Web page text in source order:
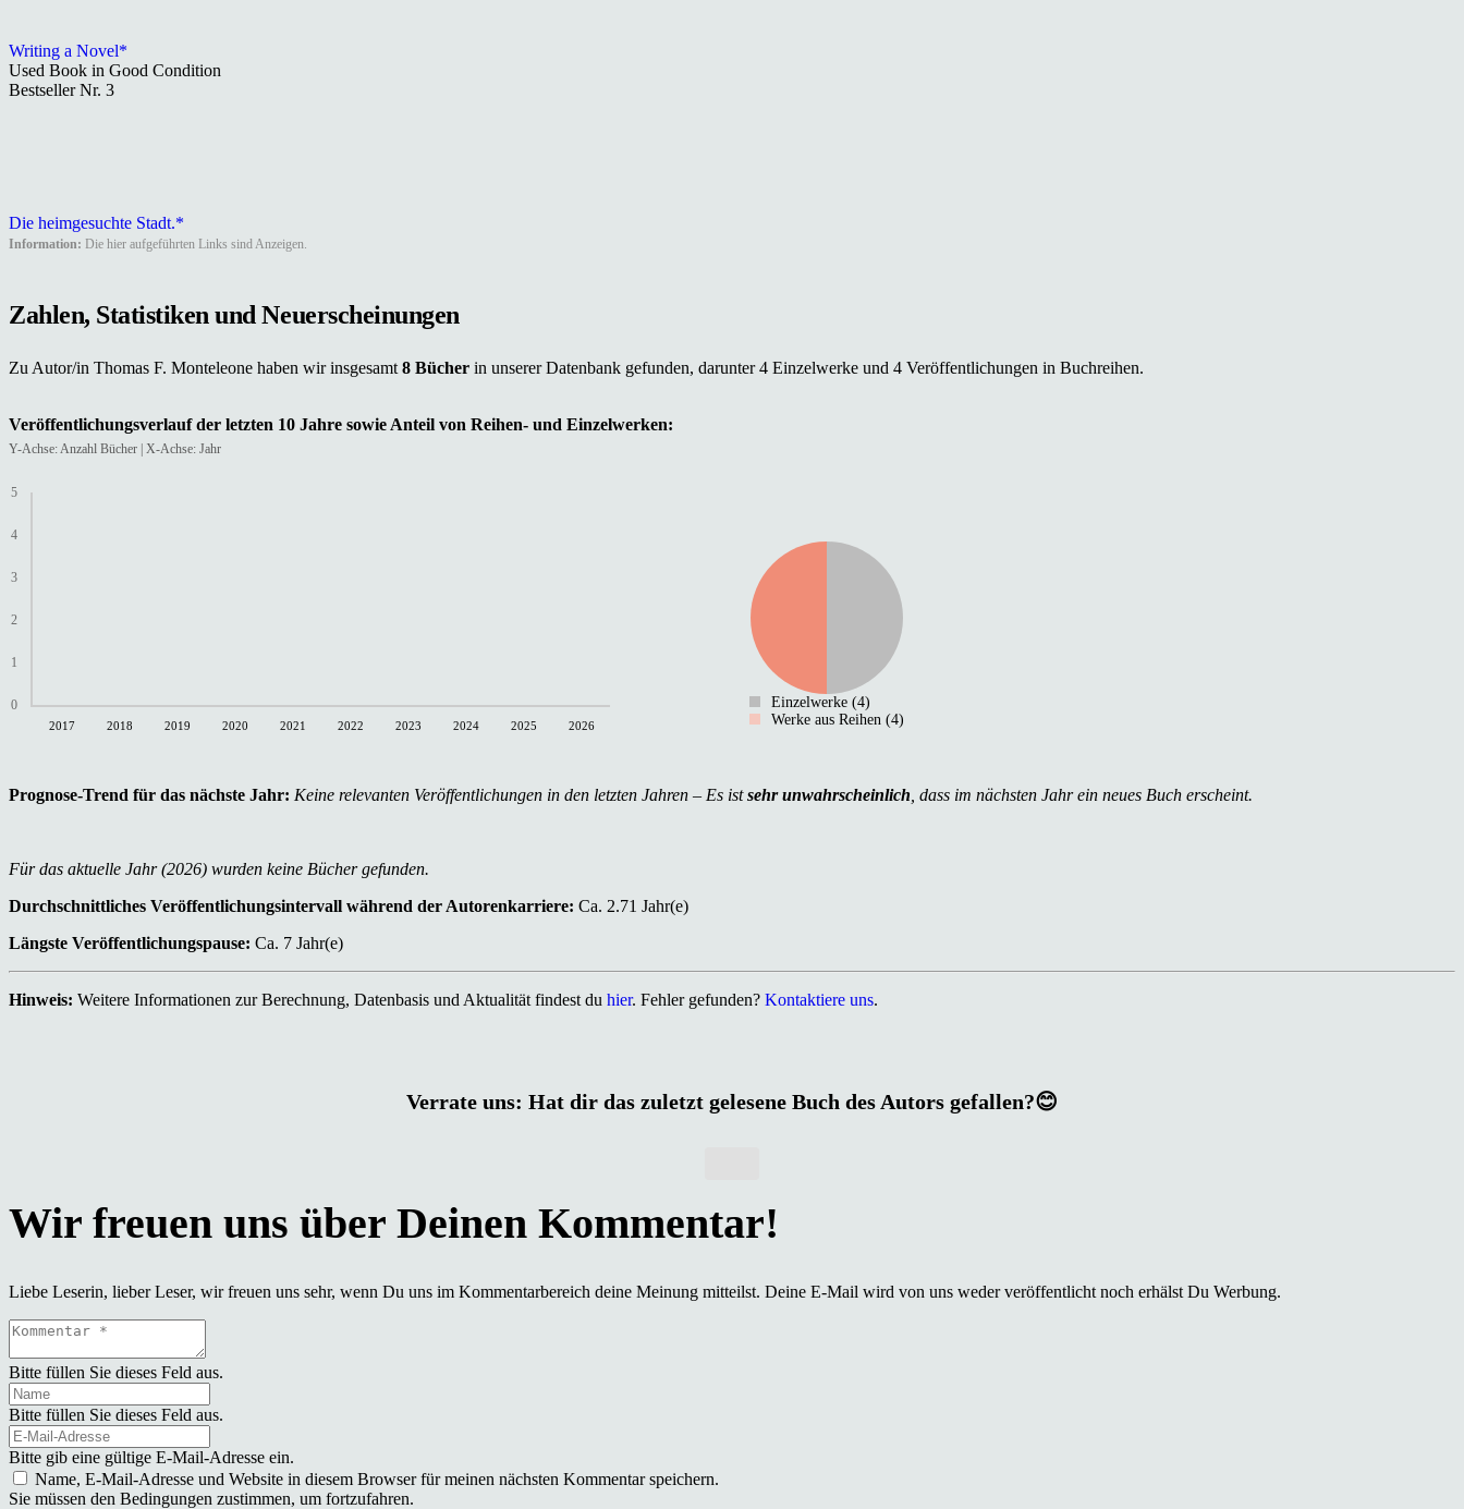
Writing a Novel*
Used Book in Good Condition
Bestseller Nr. 3
Die heimgesuchte Stadt.*
Information: Die hier aufgeführten Links sind Anzeigen.
Zahlen, Statistiken und Neuerscheinungen
Zu Autor/in Thomas F. Monteleone haben wir insgesamt 8 Bücher in unserer Datenbank gefunden, darunter 4 Einzelwerke und 4 Veröffentlichungen in Buchreihen.
Veröffentlichungsverlauf der letzten 10 Jahre sowie Anteil von Reihen- und Einzelwerken:
Y-Achse: Anzahl Bücher | X-Achse: Jahr
0
1
2
3
4
5
2017 2018 2019 2020 2021 2022 2023 2024 2025 2026
Einzelwerke (4)
Werke aus Reihen (4)
Prognose-Trend für das nächste Jahr: Keine relevanten Veröffentlichungen in den letzten Jahren – Es istsehr unwahrscheinlich , dass im nächsten Jahr ein neues Buch erscheint.
Für das aktuelle Jahr (2026) wurden keine Bücher gefunden.
Durchschnittliches Veröffentlichungsintervall während der Autorenkarriere: Ca. 2.71 Jahr(e)
Längste Veröffentlichungspause: Ca. 7 Jahr(e)
Hinweis: Weitere Informationen zur Berechnung, Datenbasis und Aktualität findest du hier. Fehler gefunden? Kontaktiere uns.
Verrate uns: Hat dir das zuletzt gelesene Buch des Autors gefallen?😊
Liebe Leserin, lieber Leser, wir freuen uns sehr, wenn Du uns im Kommentarbereich deine Meinung mitteilst. Deine E-Mail wird von uns weder veröffentlicht noch erhälst Du Werbung.
Bitte füllen Sie dieses Feld aus.
Bitte füllen Sie dieses Feld aus.
Bitte gib eine gültige E-Mail-Adresse ein.
Name, E-Mail-Adresse und Website in diesem Browser für meinen nächsten Kommentar speichern.
Sie müssen den Bedingungen zustimmen, um fortzufahren.